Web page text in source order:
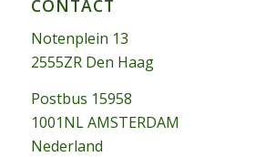
CONTACT
Notenplein 13
2555ZR Den Haag
Postbus 15958
1001NL AMSTERDAM
Nederland